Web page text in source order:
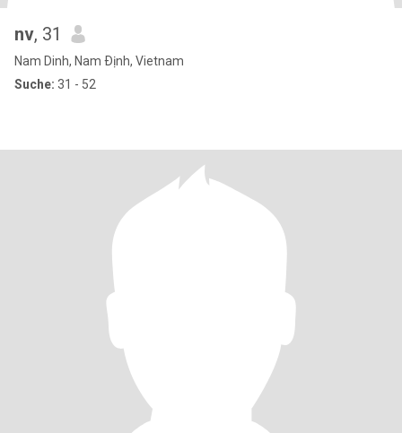
nv, 31
Nam Dinh, Nam Ðịnh, Vietnam
Suche: 31 - 52